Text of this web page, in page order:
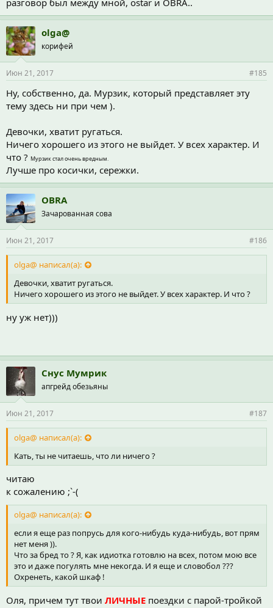
разговор был между мной, ostar и OBRA..
olga@
корифей
Июн 21, 2017 #185
Ну, собственно, да. Мурзик, который представляет эту
тему здесь ни при чем ).
Девочки, хватит ругаться.
Ничего хорошего из этого не выйдет. У всех характер. И
что ? Мурзик стал очень вредным.
Лучше про косички, сережки.
OBRA
Зачарованная сова
Июн 21, 2017 #186
olga@ написал(а):
Девочки, хватит ругаться.
Ничего хорошего из этого не выйдет. У всех характер. И что ?
ну уж нет)))
Снус Мумрик
апгрейд обезьяны
Июн 21, 2017 #187
olga@ написал(а):
Кать, ты не читаешь, что ли ничего ?
читаю
к сожалению ;`-(
olga@ написал(а):
если я еще раз попрусь для кого-нибудь куда-нибудь, вот прям
нет меня )).
Что за бред то ? Я, как идиотка готовлю на всех, потом мою все
это и даже погулять мне некогда. И я еще и словобол ???
Охренеть, какой шкаф !
Оля, причем тут твои ЛИЧНЫЕ поездки с парой-тройкой